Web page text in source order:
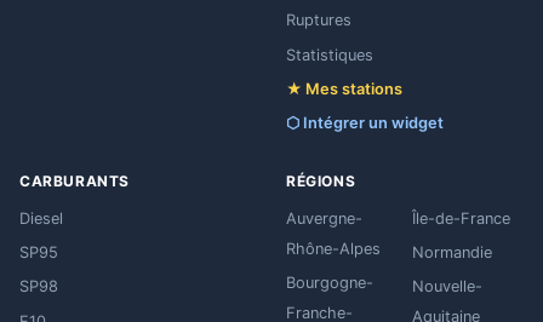
Ruptures
Statistiques
★ Mes stations
⬡ Intégrer un widget
CARBURANTS
Diesel
SP95
SP98
RÉGIONS
Auvergne-
Rhône-Alpes
Bourgogne-
Franche-
Île-de-France
Normandie
Nouvelle-
Aquitaine